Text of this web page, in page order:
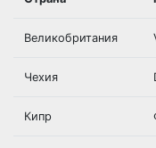
Великобритания
Чехия
Кипр